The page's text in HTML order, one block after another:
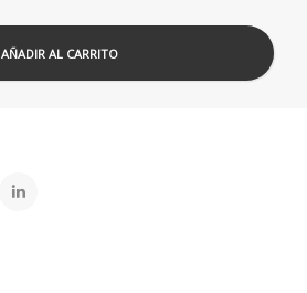
AÑADIR AL CARRITO